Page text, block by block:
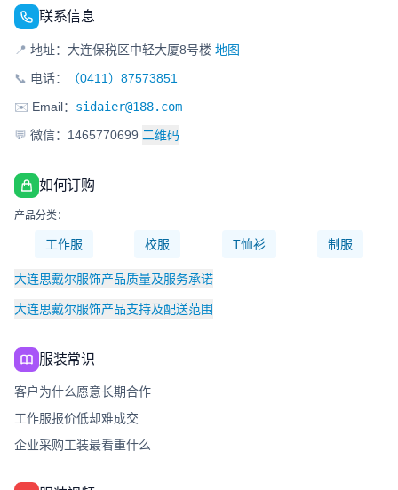
联系信息
📍 地址：大连保税区中轻大厦8号楼 地图
📞 电话：
（0411）87573851
✉️ Email： sidaier@188.com
💬 微信：1465770699 二维码
如何订购
产品分类：
工作服 校服 T恤衫 制服
大连思戴尔服饰产品质量及服务承诺
大连思戴尔服饰产品支持及配送范围
服装常识
客户为什么愿意长期合作
工作服报价低却难成交
企业采购工装最看重什么